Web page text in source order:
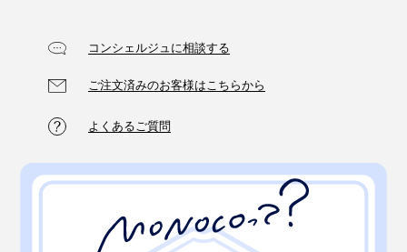
コンシェルジュに相談する
ご注文済みのお客様はこちらから
よくあるご質問